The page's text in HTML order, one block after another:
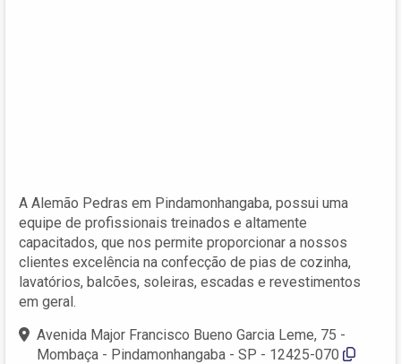
A Alemão Pedras em Pindamonhangaba, possui uma
equipe de profissionais treinados e altamente
capacitados, que nos permite proporcionar a nossos
clientes excelência na confecção de pias de cozinha,
lavatórios, balcões, soleiras, escadas e revestimentos
em geral.
Avenida Major Francisco Bueno Garcia Leme, 75 -
Mombaça - Pindamonhangaba - SP - 12425-070